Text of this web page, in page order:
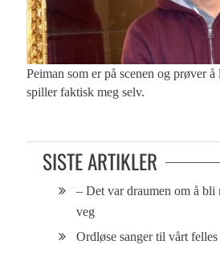
Peiman som er på scenen og prøver å
spiller faktisk meg selv.
SISTE ARTIKLER
– Det var draumen om å
veg
Ordløse sanger til vårt